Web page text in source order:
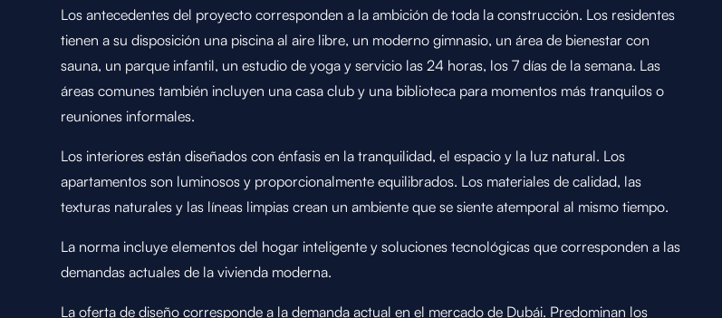
Los antecedentes del proyecto corresponden a la ambición de toda la construcción. Los residentes
tienen a su disposición una piscina al aire libre, un moderno gimnasio, un área de bienestar con
sauna, un parque infantil, un estudio de yoga y servicio las 24 horas, los 7 días de la semana. Las
áreas comunes también incluyen una casa club y una biblioteca para momentos más tranquilos o
reuniones informales.
Los interiores están diseñados con énfasis en la tranquilidad, el espacio y la luz natural. Los
apartamentos son luminosos y proporcionalmente equilibrados. Los materiales de calidad, las
texturas naturales y las líneas limpias crean un ambiente que se siente atemporal al mismo tiempo.
La norma incluye elementos del hogar inteligente y soluciones tecnológicas que corresponden a las
demandas actuales de la vivienda moderna.
La oferta de diseño corresponde a la demanda actual en el mercado de Dubái. Predominan los